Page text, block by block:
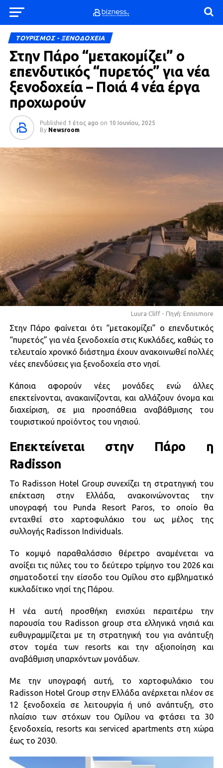
ΤΟΥΡΙΣΜΟΣ - ΞΕΝΟΔΟΧΕΙΑ
Στην Πάρο “μετακομίζει” ο
επενδυτικός “πυρετός” για νέα
ξενοδοχεία – Ποιά 4 νέα έργα
προχωρούν
Published 1 έτος ago on 10 Ιουνίου, 2025
By Newsroom
Luura Cliff - Πηγή: Ennismore
Στην Πάρο φαίνεται ότι “μετακομίζει” ο επενδυτικός
“πυρετός” για νέα ξενοδοχεία στις Κυκλάδες, καθώς το
τελευταίο χρονικό διάστημα έχουν ανακοινωθεί πολλές
νέες επενδύσεις για ξενοδοχεία στο νησί.
Κάποια αφορούν νέες μονάδες ενώ άλλες
επεκτείνονται, ανακαινίζονται, και αλλάζουν όνομα και
διαχείριση, σε μια προσπάθεια αναβάθμισης του
τουριστικού προϊόντος του νησιού.
Επεκτείνεται στην Πάρο η
Radisson
Το Radisson Hotel Group συνεχίζει τη στρατηγική του
επέκταση στην Ελλάδα, ανακοινώνοντας την
υπογραφή του Punda Resort Paros, το οποίο θα
ενταχθεί στο χαρτοφυλάκιο του ως μέλος της
συλλογής Radisson Individuals.
Το κομψό παραθαλάσσιο θέρετρο αναμένεται να
ανοίξει τις πύλες του το δεύτερο τρίμηνο του 2026 και
σηματοδοτεί την είσοδο του Ομίλου στο εμβληματικό
κυκλαδίτικο νησί της Πάρου.
Η νέα αυτή προσθήκη ενισχύει περαιτέρω την
παρουσία του Radisson group στα ελληνικά νησιά και
ευθυγραμμίζεται με τη στρατηγική του για ανάπτυξη
στον τομέα των resorts και την αξιοποίηση και
αναβάθμιση υπαρχόντων μονάδων.
Με την υπογραφή αυτή, το χαρτοφυλάκιο του
Radisson Hotel Group στην Ελλάδα ανέρχεται πλέον σε
12 ξενοδοχεία σε λειτουργία ή υπό ανάπτυξη, στο
πλαίσιο των στόχων του Ομίλου να φτάσει τα 30
ξενοδοχεία, resorts και serviced apartments στη χώρα
έως το 2030.